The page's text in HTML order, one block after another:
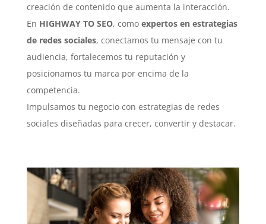
creación de contenido que aumenta la interacción.
En HIGHWAY TO SEO, como expertos en estrategias
de redes sociales, conectamos tu mensaje con tu
audiencia, fortalecemos tu reputación y
posicionamos tu marca por encima de la
competencia.
Impulsamos tu negocio con estrategias de redes
sociales diseñadas para crecer, convertir y destacar.